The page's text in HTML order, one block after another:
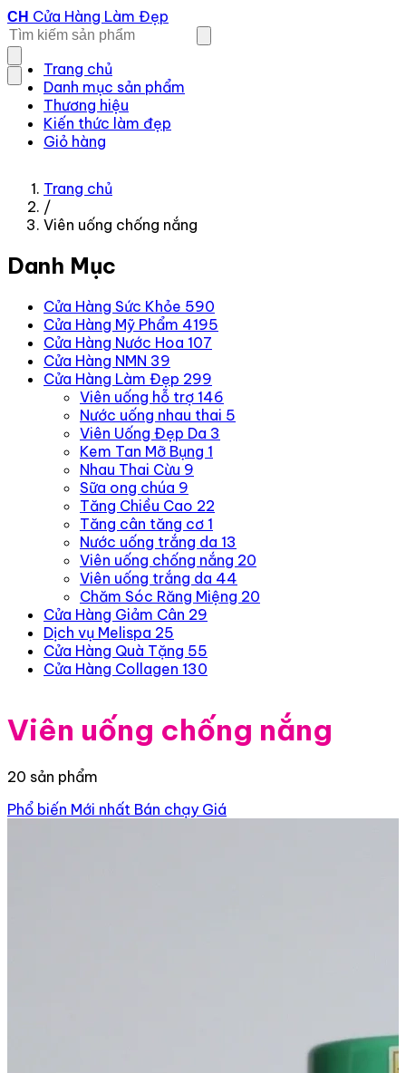
CH Cửa Hàng Làm Đẹp
Trang chủ
Danh mục sản phẩm
Thương hiệu
Kiến thức làm đẹp
Giỏ hàng
Trang chủ
/
Viên uống chống nắng
Danh Mục
Cửa Hàng Sức Khỏe 590
Cửa Hàng Mỹ Phẩm 4195
Cửa Hàng Nước Hoa 107
Cửa Hàng NMN 39
Cửa Hàng Làm Đẹp 299
Viên uống hỗ trợ 146
Nước uống nhau thai 5
Viên Uống Đẹp Da 3
Kem Tan Mỡ Bụng 1
Nhau Thai Cừu 9
Sữa ong chúa 9
Tăng Chiều Cao 22
Tăng cân tăng cơ 1
Nước uống trắng da 13
Viên uống chống nắng 20
Viên uống trắng da 44
Chăm Sóc Răng Miệng 20
Cửa Hàng Giảm Cân 29
Dịch vụ Melispa 25
Cửa Hàng Quà Tặng 55
Cửa Hàng Collagen 130
Viên uống chống nắng
20 sản phẩm
Phổ biến Mới nhất Bán chạy Giá